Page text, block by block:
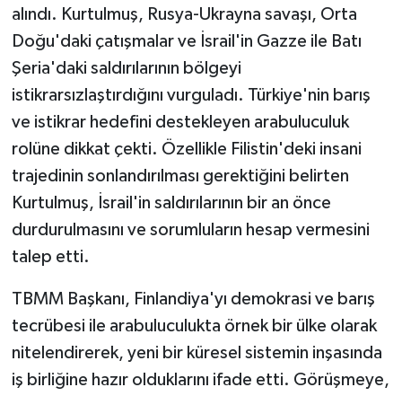
alındı. Kurtulmuş, Rusya-Ukrayna savaşı, Orta
Doğu'daki çatışmalar ve İsrail'in Gazze ile Batı
Şeria'daki saldırılarının bölgeyi
istikrarsızlaştırdığını vurguladı. Türkiye'nin barış
ve istikrar hedefini destekleyen arabuluculuk
rolüne dikkat çekti. Özellikle Filistin'deki insani
trajedinin sonlandırılması gerektiğini belirten
Kurtulmuş, İsrail'in saldırılarının bir an önce
durdurulmasını ve sorumluların hesap vermesini
talep etti.
TBMM Başkanı, Finlandiya'yı demokrasi ve barış
tecrübesi ile arabuluculukta örnek bir ülke olarak
nitelendirerek, yeni bir küresel sistemin inşasında
iş birliğine hazır olduklarını ifade etti. Görüşmeye,